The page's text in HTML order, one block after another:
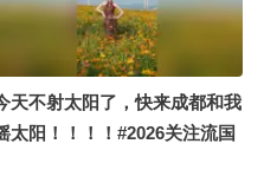
天不射太阳了，快来成都和我
太阳！！！！#2026关注流国